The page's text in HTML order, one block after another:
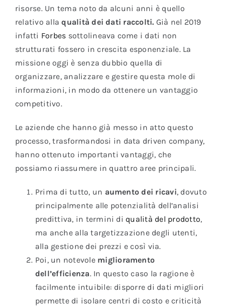
risorse. Un tema noto da alcuni anni è quello
relativo allaqualità dei dati raccolti. Già nel 2019
infatti Forbes sottolineava come i dati non
strutturati fossero in crescita esponenziale. La
missione oggi è senza dubbio quella di
organizzare, analizzare e gestire questa mole di
informazioni, in modo da ottenere un vantaggio
competitivo.
Le aziende che hanno già messo in atto questo
processo, trasformandosi in data driven company,
hanno ottenuto importanti vantaggi, che
possiamo riassumere in quattro aree principali.
Prima di tutto, un aumento dei ricavi, dovuto
principalmente alle potenzialità dell’analisi
predittiva, in termini di qualità del prodotto,
ma anche alla targetizzazione degli utenti,
alla gestione dei prezzi e così via.
Poi, un notevole miglioramento
dell’efficienza. In questo caso la ragione è
facilmente intuibile: disporre di dati migliori
permette di isolare centri di costo e criticità